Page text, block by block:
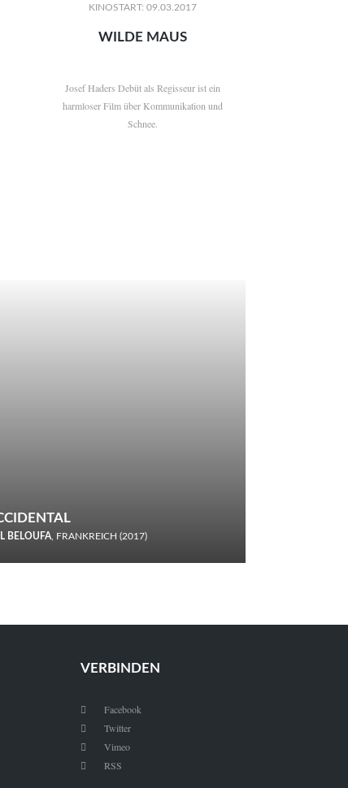
KINOSTART: 09.03.2017
WILDE MAUS
Josef Haders Debüt als Regisseur ist ein
harmloser Film über Kommunikation und
Schnee.
BELOUFA, FRANKREICH (2017)
VERBINDEN
 Facebook
 Twitter
 Vimeo
 RSS